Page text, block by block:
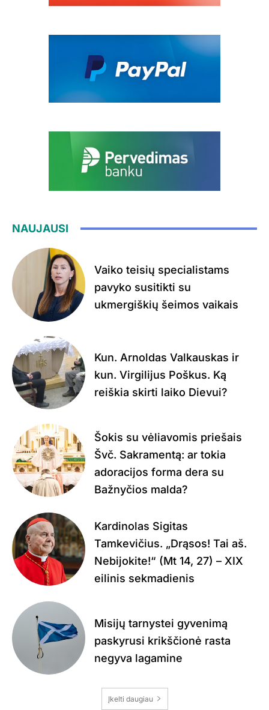
NAUJAUSI
Vaiko teisių specialistams
pavyko susitikti su
ukmergiškių šeimos vaikais
Kun. Arnoldas Valkauskas ir
kun. Virgilijus Poškus. Ką
reiškia skirti laiko Dievui?
Šokis su vėliavomis priešais
Švč. Sakramentą: ar tokia
adoracijos forma dera su
Bažnyčios malda?
Kardinolas Sigitas
Tamkevičius. „Drąsos! Tai aš.
Nebijokite!“ (Mt 14, 27) – XIX
eilinis sekmadienis
Misijų tarnystei gyvenimą
paskyrusi krikščionė rasta
negyva lagamine
Įkelti daugiau